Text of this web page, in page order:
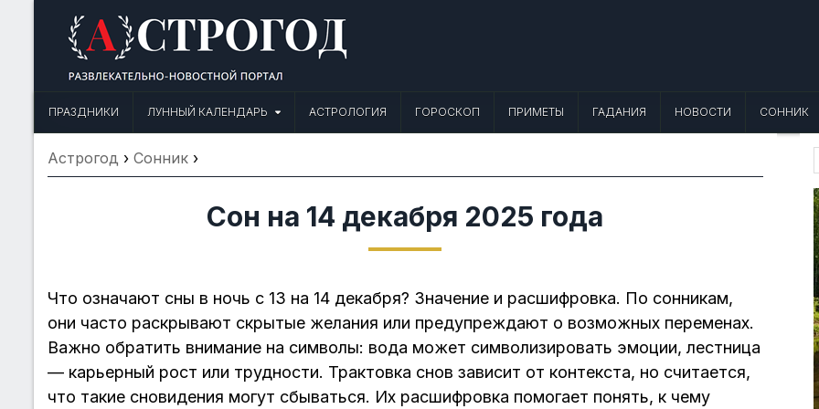
Астрогод: Праздники сегодня, Лунный календарь, Приметы, Что
ПРАЗДНИКИ
ЛУННЫЙ КАЛЕНДАРЬ АСТРОЛОГИЯ ГОРОСКОП ПРИМЕТЫ ГАДАНИЯ НОВОСТИ СОННИК
Астрогод › Сонник ›
Сон на 14 декабря 2025 года
Что означают сны в ночь с 13 на 14 декабря? Значение и расшифровка. По сонникам,
они часто раскрывают скрытые желания или предупреждают о возможных переменах.
Важно обратить внимание на символы: вода может символизировать эмоции, лестница
— карьерный рост или трудности. Трактовка снов зависит от контекста, но считается,
что такие сновидения могут сбываться. Их расшифровка помогает понять, к чему